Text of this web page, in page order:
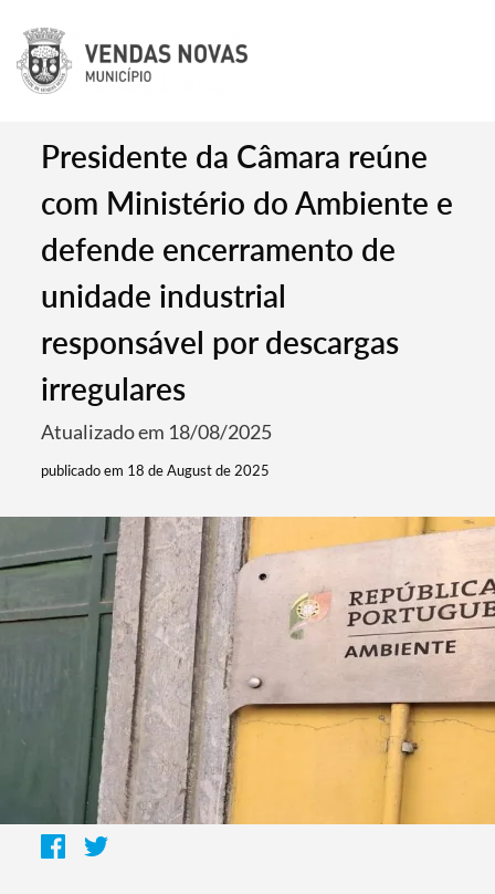
Presidente da Câmara reúne
com Ministério do Ambiente e
defende encerramento de
unidade industrial
responsável por descargas
irregulares
Atualizado em 18/08/2025
publicado em 18 de August de 2025